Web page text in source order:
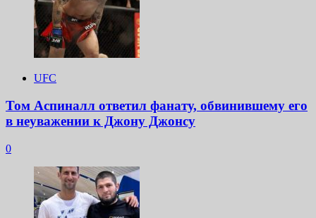
UFC
Том Аспиналл ответил фанату, обвинившему его
в неуважении к Джону Джонсу
0